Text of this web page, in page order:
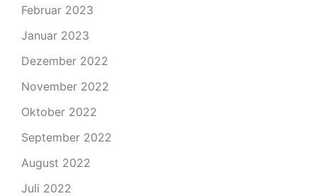
Februar 2023
Januar 2023
Dezember 2022
November 2022
Oktober 2022
September 2022
August 2022
Juli 2022